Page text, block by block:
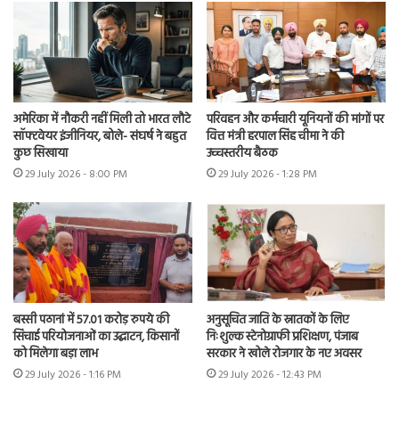
अमेरिका में नौकरी नहीं मिली तो भारत लौटे
सॉफ्टवेयर इंजीनियर, बोले- संघर्ष ने बहुत
कुछ सिखाया
29 July 2026 - 8:00 PM
परिवहन और कर्मचारी यूनियनों की मांगों पर
वित्त मंत्री हरपाल सिंह चीमा ने की
उच्चस्तरीय बैठक
29 July 2026 - 1:28 PM
बस्सी पठानां में 57.01 करोड़ रुपये की
सिंचाई परियोजनाओं का उद्घाटन, किसानों
को मिलेगा बड़ा लाभ
29 July 2026 - 1:16 PM
अनुसूचित जाति के स्नातकों के लिए
निःशुल्क स्टेनोग्राफी प्रशिक्षण, पंजाब
सरकार ने खोले रोजगार के नए अवसर
29 July 2026 - 12:43 PM